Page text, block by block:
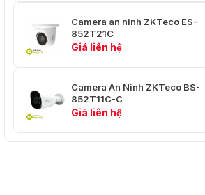
lượng
Có
Sự tiêu thụ
năng lượng
＜ 3W
Camera an ninh ZKTeco ES-
852T21C
Giá liên hệ
Camera An Ninh ZKTeco BS-
852T11C-C
Giá liên hệ